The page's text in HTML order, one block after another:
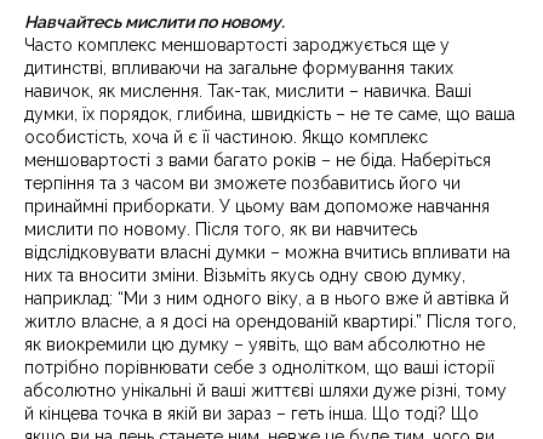
Навчайтесь мислити по новому.
Часто комплекс меншовартості зароджується ще у
дитинстві, впливаючи на загальне формування таких
навичок, як мислення. Так-так, мислити – навичка. Ваші
думки, їх порядок, глибина, швидкість – не те саме, що ваша
особистість, хоча й є її частиною. Якщо комплекс
меншовартості з вами багато років – не біда. Наберіться
терпіння та з часом ви зможете позбавитись його чи
принаймні приборкати. У цьому вам допоможе навчання
мислити по новому. Після того, як ви навчитесь
відслідковувати власні думки – можна вчитись впливати на
них та вносити зміни. Візьміть якусь одну свою думку,
наприклад: “Ми з ним одного віку, а в нього вже й автівка й
житло власне, а я досі на орендованій квартирі.” Після того,
як виокремили цю думку – уявіть, що вам абсолютно не
потрібно порівнювати себе з однолітком, що ваші історії
абсолютно унікальні й ваші життєві шляхи дуже різні, тому
й кінцева точка в якій ви зараз – геть інша. Що тоді? Що